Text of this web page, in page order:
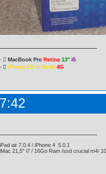
-  MacBook Pro Retina 13" i5
-  iPhone 5S or Sosh 4G
iPad air 7.0.4 / iPhone 4 5.0.1
iMac 21,5" i7 / 16Go Ram /ssd crucial m4/